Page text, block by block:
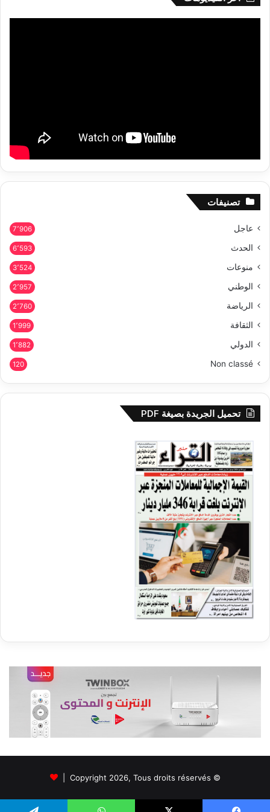
تصنيفات
عاجل 7٬906
الحدث 6٬593
منوعات 3٬524
الوطني 2٬957
الرياضة 2٬760
الثقافة 1٬999
الدولي 1٬882
Non classé
120
تحميل الجريدة بصيغة PDF
© Copyright 2026, Tous droits réservés |